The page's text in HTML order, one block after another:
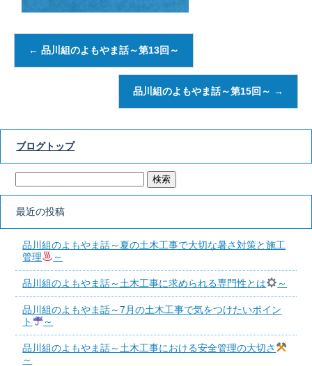
← 品川組のよもやま話～第13回～
品川組のよもやま話～第15回～ →
ブログトップ
最近の投稿
品川組のよもやま話～夏の土木工事で大切な暑さ対策と施工
管理
～
品川組のよもやま話～土木工事に求められる専門性とは ～
品川組のよもやま話～7月の土木工事で気をつけたいポイン
ト
～
品川組のよもやま話～土木工事における安全管理の大切さ
～